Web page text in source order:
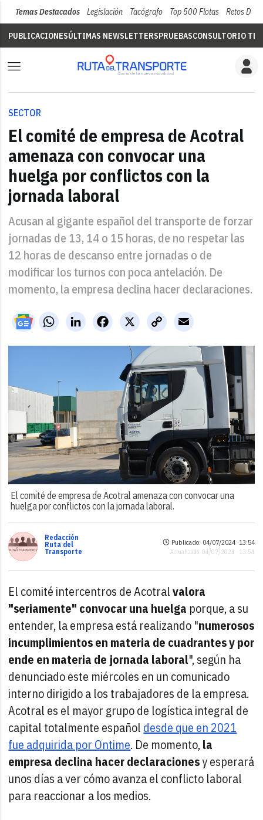
Temas Destacados Legislación Tacógrafo Top 500 Flotas Retos Del
PUBLICACIONESÚLTIMAS NEWSLETTERSPRUEBASCONSULTORIO
SECTOR
El comité de empresa de Acotral
amenaza con convocar una
huelga por conflictos con la
jornada laboral
Acusan al gigante español del transporte de forzar
jornadas de 13, 14 o 15 horas, de no respetar las
12 horas de descanso entre jornadas o de
modificar los turnos con poca antelación. De
momento, la empresa declina hacer declaraciones.
WhatsAppLinkedIn X
Facebook
Copy
Link
Email
El comité de empresa de Acotral amenaza con convocar una
huelga por conflictos con la jornada laboral.
Redacción
Ruta del
Transporte
Publicado: 04/07/2024 ·13:54
Actualizado: 04/07/2024 · 13:54
El comité intercentros de Acotralvalora
"seriamente" convocar una huelga porque, a su
entender, la empresa está realizando "numerosos
incumplimientos en materia de cuadrantes y por
ende en materia de jornada laboral", según ha
denunciado este miércoles en un comunicado
interno dirigido a los trabajadores de la empresa.
Acotral es el mayor grupo de logística integral de
capital totalmente español desde que en 2021
fue adquirida por Ontime. De momento,la
empresa declina hacer declaracionesy esperará
unos días a ver cómo avanza el conflicto laboral
para reaccionar a los medios.